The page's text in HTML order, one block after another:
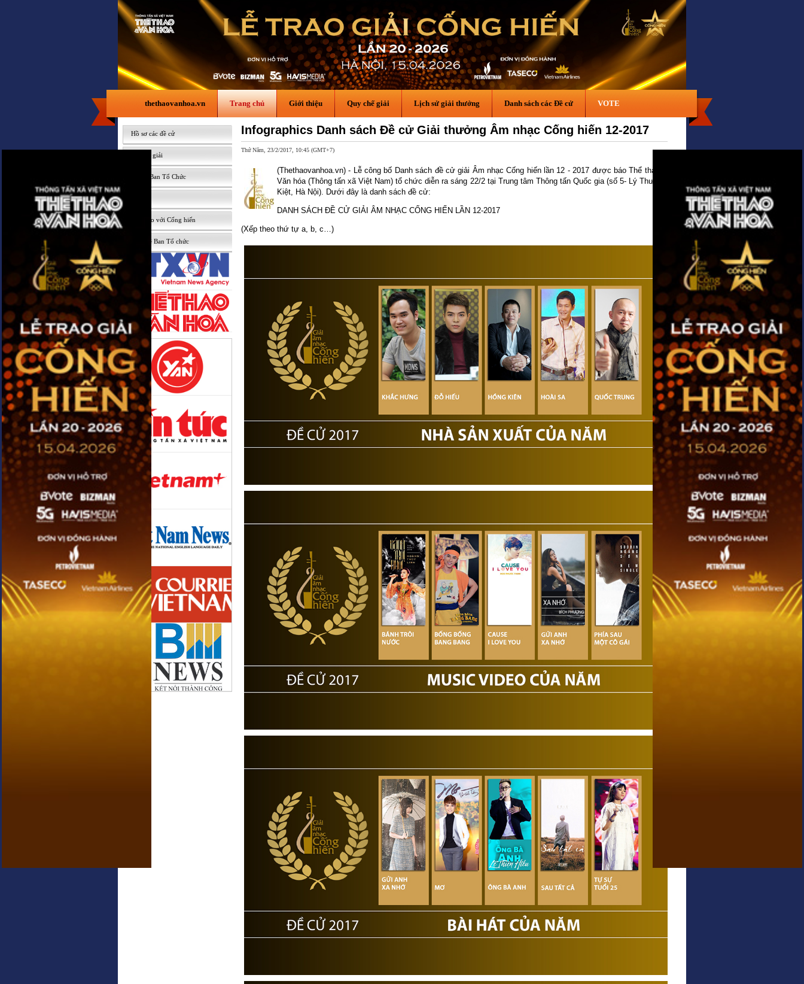
thethaovanhoa.vn Trang chủ Giới thiệu Quy chế giải Lịch sử giải thưởng Danh sách các Đề cử VOTE
Hồ sơ các đề cử
Lễ trao giải
Tin từ Ban Tổ Chức
Nhà báo với Cống hiến
Liên hệ Ban Tổ chức
Infographics Danh sách Đề cử Giải thưởng Âm nhạc Cống hiến 12-2017
Thứ Năm, 23/2/2017, 10:45 (GMT+7)
(Thethaovanhoa.vn) - Lễ công bố Danh sách đề cử giải Âm nhạc Cống hiến lần 12 - 2017 được báo Thể thao &
Văn hóa (Thông tấn xã Việt Nam) tổ chức diễn ra sáng 22/2 tại Trung tâm Thông tấn Quốc gia (số 5- Lý Thường
Kiệt, Hà Nội). Dưới đây là danh sách đề cử:
DANH SÁCH ĐỀ CỬ GIẢI ÂM NHẠC CỐNG HIẾN LẦN 12-2017
(Xếp theo thứ tự a, b, c…)